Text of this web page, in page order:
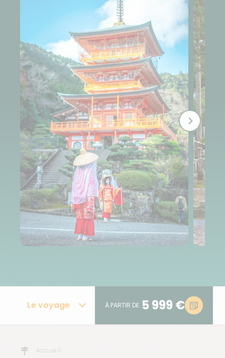
Le voyage À PARTIR DE 5 999 €
Accueil